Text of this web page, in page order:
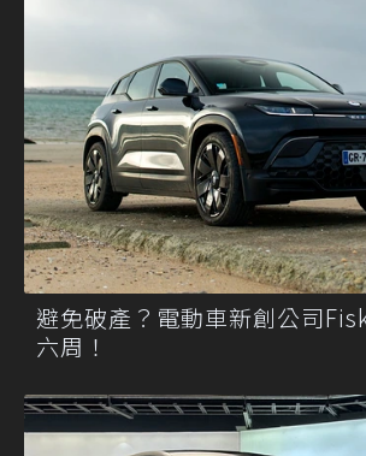
避免破產？電動車新創公司
六周！